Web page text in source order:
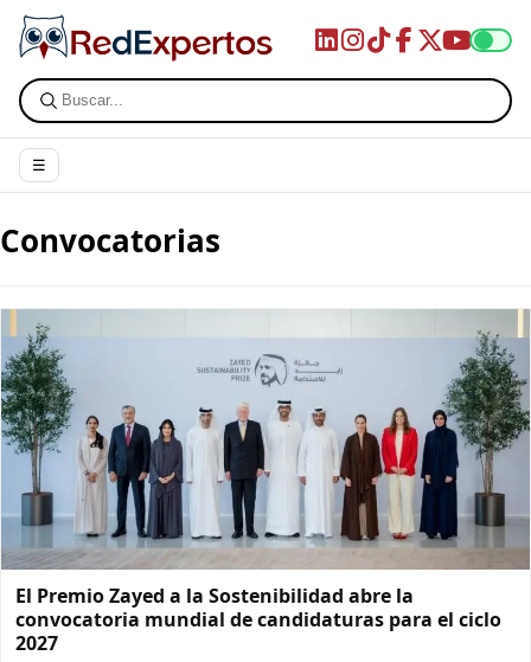
☰
Convocatorias
El Premio Zayed a la Sostenibilidad abre la
convocatoria mundial de candidaturas para el ciclo
2027